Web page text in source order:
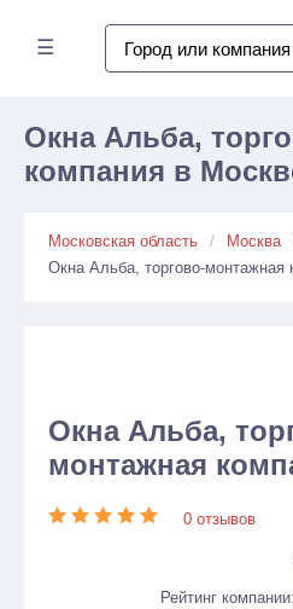
☰
Окна Альба,
компания в
Московская область
Москва
Окна Альба, торгово-монтажная
Окна Альба,
монтажная
0 отзывов
Рейтинг